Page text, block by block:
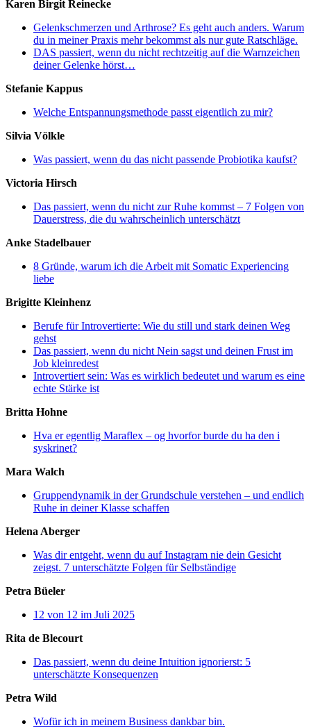
Karen Birgit Reinecke
Gelenkschmerzen und Arthrose? Es geht auch anders. Warum
du in meiner Praxis mehr bekommst als nur gute Ratschläge.
DAS passiert, wenn du nicht rechtzeitig auf die Warnzeichen
deiner Gelenke hörst…
Stefanie Kappus
Welche Entspannungsmethode passt eigentlich zu mir?
Silvia Völkle
Was passiert, wenn du das nicht passende Probiotika kaufst?
Victoria Hirsch
Das passiert, wenn du nicht zur Ruhe kommst – 7 Folgen von
Dauerstress, die du wahrscheinlich unterschätzt
Anke Stadelbauer
8 Gründe, warum ich die Arbeit mit Somatic Experiencing
liebe
Brigitte Kleinhenz
Berufe für Introvertierte: Wie du still und stark deinen Weg
gehst
Das passiert, wenn du nicht Nein sagst und deinen Frust im
Job kleinredest
Introvertiert sein: Was es wirklich bedeutet und warum es eine
echte Stärke ist
Britta Hohne
Hva er egentlig Maraflex – og hvorfor burde du ha den i
syskrinet?
Mara Walch
Gruppendynamik in der Grundschule verstehen – und endlich
Ruhe in deiner Klasse schaffen
Helena Aberger
Was dir entgeht, wenn du auf Instagram nie dein Gesicht
zeigst. 7 unterschätzte Folgen für Selbständige
Petra Büeler
12 von 12 im Juli 2025
Rita de Blecourt
Das passiert, wenn du deine Intuition ignorierst: 5
unterschätzte Konsequenzen
Petra Wild
Wofür ich in meinem Business dankbar bin.